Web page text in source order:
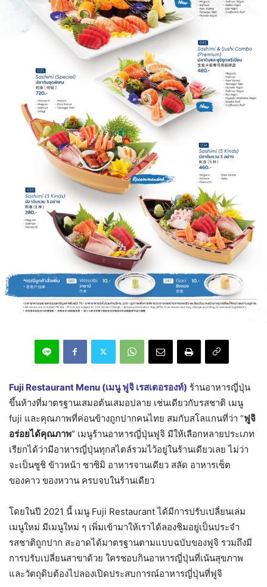
Fuji Restaurant Menu (เมนู ฟูจิ เรสเตอรองท์) ร้านอาหารญี่ปุ่น
ขึ้นห้างที่มาตรฐานเสมอต้นเสมอปลาย เช่นเดียวกับรสชาติ เมนู
fuji และคุณภาพที่ค่อนข้างถูกปากคนไทย สมกับสโลแกนที่ว่า “ฟูจิ
อร่อยได้คุณภาพ” เมนูร้านอาหารญี่ปุ่นฟูจิ มีให้เลือกหลายประเภท
เรียกได้ว่ามีอาหารญี่ปุ่นทุกสไตล์รวมไว้อยู่ในร้านเดียวเลย ไม่ว่า
จะเป็นซูชิ ข้าวหน้า ซาซิมิ อาหารจานเดียว สลัด อาหารเซ็ต
ของคาว ของหวาน ครบจบในร้านเดียว
โดยในปี 2021 นี้ เมนู Fuji Restaurant ได้มีการปรับเปลี่ยนเล่ม
เมนูใหม่ มีเมนูใหม่ ๆ เพิ่มเข้ามาให้เราได้ลองชิมอยู่เป็นประจำ
รสชาติถูกปาก สะอาดได้มาตรฐานตามแบบฉบับของฟูจิ รวมถึงมี
การปรับเปลี่ยนสาขาด้วย ใครชอบกินอาหารญี่ปุ่นที่เน้นสุขภาพ
และวัตถุดิบต้องไปลองเปิดประสบการณ์อาหารญี่ปุ่นที่ฟูจิ